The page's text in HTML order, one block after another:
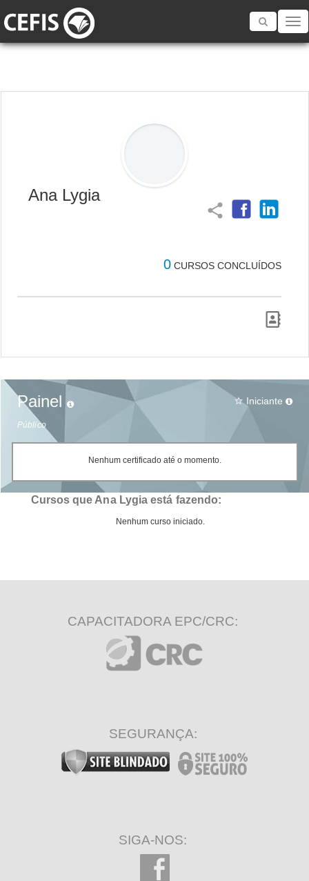
Toggle
Ana Lygia
share
0 CURSOS CONCLUÍDOS
Painel
Público
star_border Iniciante
Nenhum certificado até o momento.
Cursos que Ana Lygia está fazendo:
Nenhum curso iniciado.
CAPACITADORA EPC/CRC:
SEGURANÇA:
SIGA-NOS: